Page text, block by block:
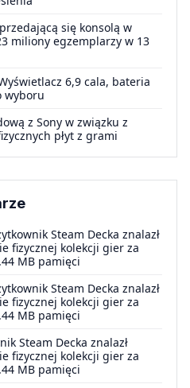
się konsolą w
miliony egzemplarzy w 13
6,9 cala, bateria
wyboru
z Sony w związku z
płyt z grami
Steam Decka znalazł
fizycznej kolekcji gier za
MB pamięci
Steam Decka znalazł
fizycznej kolekcji gier za
MB pamięci
Steam Decka znalazł
fizycznej kolekcji gier za
MB pamięci